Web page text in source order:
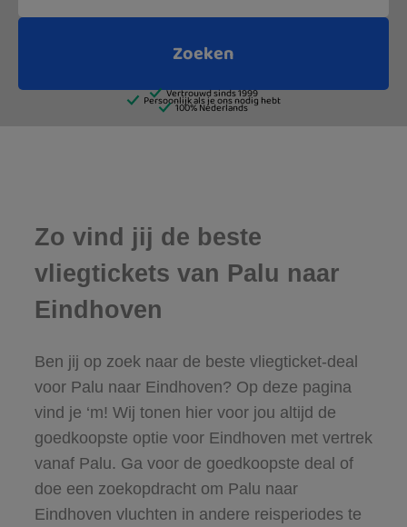
Zo vind jij de beste
vliegtickets van Palu naar
Eindhoven
Ben jij op zoek naar de beste vliegticket-deal
voor Palu naar Eindhoven? Op deze pagina
vind je ‘m! Wij tonen hier voor jou altijd de
goedkoopste optie voor Eindhoven met vertrek
vanaf Palu. Ga voor de goedkoopste deal of
doe een zoekopdracht om Palu naar
Eindhoven vluchten in andere reisperiodes te